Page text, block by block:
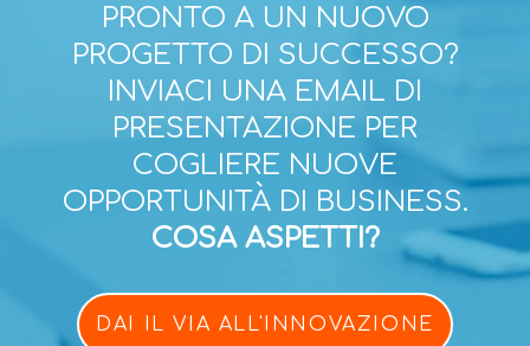
PRONTO A UN NUOVO
PROGETTO DI SUCCESSO?
INVIACI UNA EMAIL DI
PRESENTAZIONE PER
COGLIERE NUOVE
OPPORTUNITÀ DI BUSINESS.
COSA ASPETTI?
DAI IL VIA ALL'INNOVAZIONE